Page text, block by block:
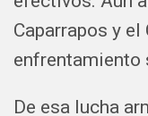
Caparrapos y
enfrentamiento
De esa lucha